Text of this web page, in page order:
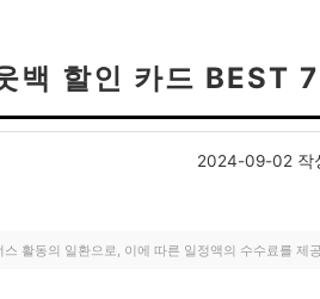
백 할인 카드 BEST
2024-09-02 작
스 활동의 일환으로, 이에 따른 일정액의 수수료를 제